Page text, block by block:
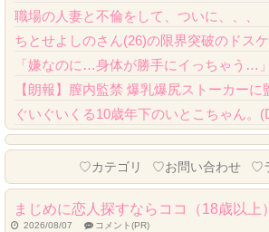
職場の人妻と不倫をして、ついに、、、
ちとせよしのさん(26)の限界突破のドス
Powered by livedoor 相互RSS
♡カテゴリ ♡お問い合わせ ♡
まじめに恋人探すならココ（18歳以上）
2026/08/07 コメント(PR)